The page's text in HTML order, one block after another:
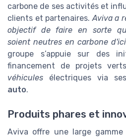
carbone de ses activités et
clients et partenaires.Aviva a
objectif de faire en sorte
soient neutres en carbone
groupe s’appuie sur des
financement de projets
véhicules électriques via
auto.
Produits phares et
Aviva offre une large